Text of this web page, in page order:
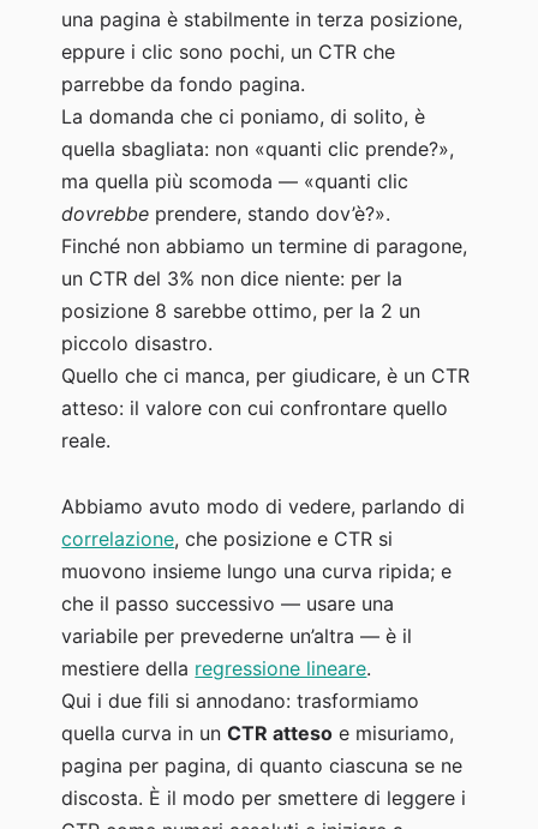
clustering
gerarchico
una pagina è stabilmente in terza posizione,
eppure i clic sono pochi, un CTR che
parrebbe da fondo pagina.
La domanda che ci poniamo, di solito, è
quella sbagliata: non «quanti clic prende?»,
ma quella più scomoda — «quanti clic
dovrebbe prendere, stando dov’è?».
Finché non abbiamo un termine di paragone,
un CTR del 3% non dice niente: per la
posizione 8 sarebbe ottimo, per la 2 un
piccolo disastro.
Quello che ci manca, per giudicare, è un CTR
atteso: il valore con cui confrontare quello
reale.
Abbiamo avuto modo di vedere, parlando di
correlazione, che posizione e CTR si
muovono insieme lungo una curva ripida; e
che il passo successivo — usare una
variabile per prevederne un’altra — è il
mestiere della regressione lineare.
Qui i due fili si annodano: trasformiamo
quella curva in unCTR atteso e misuriamo,
pagina per pagina, di quanto ciascuna se ne
discosta. È il modo per smettere di leggere i